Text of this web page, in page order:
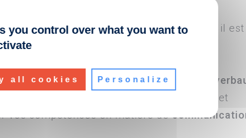
sont mal assortis, la plupart des
que les mots prononcés. C'est pourquoi il est
en particulier sur le lieu de travail, pour
certains indices etcomportements non
sur le lieu de travail et
vos compétences en matière de
you control over what you want to
all cookies Personalize